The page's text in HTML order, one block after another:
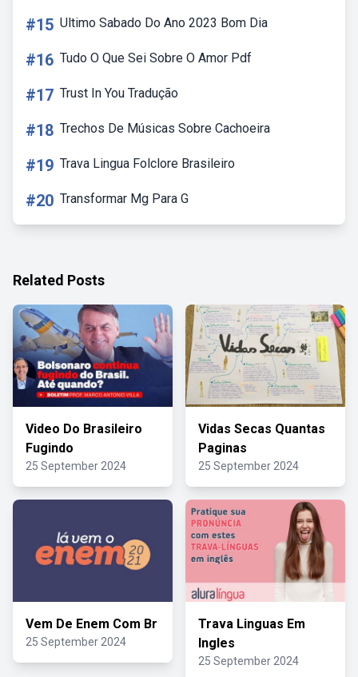
#15 Ultimo Sabado Do Ano 2023 Bom Dia
#16 Tudo O Que Sei Sobre O Amor Pdf
#17 Trust In You Tradução
#18 Trechos De Músicas Sobre Cachoeira
#19 Trava Lingua Folclore Brasileiro
#20 Transformar Mg Para G
Related Posts
Video Do Brasileiro
Fugindo
25 September 2024
Vidas Secas Quantas
Paginas
25 September 2024
Vem De Enem Com Br
25 September 2024
Trava Linguas Em
Ingles
25 September 2024